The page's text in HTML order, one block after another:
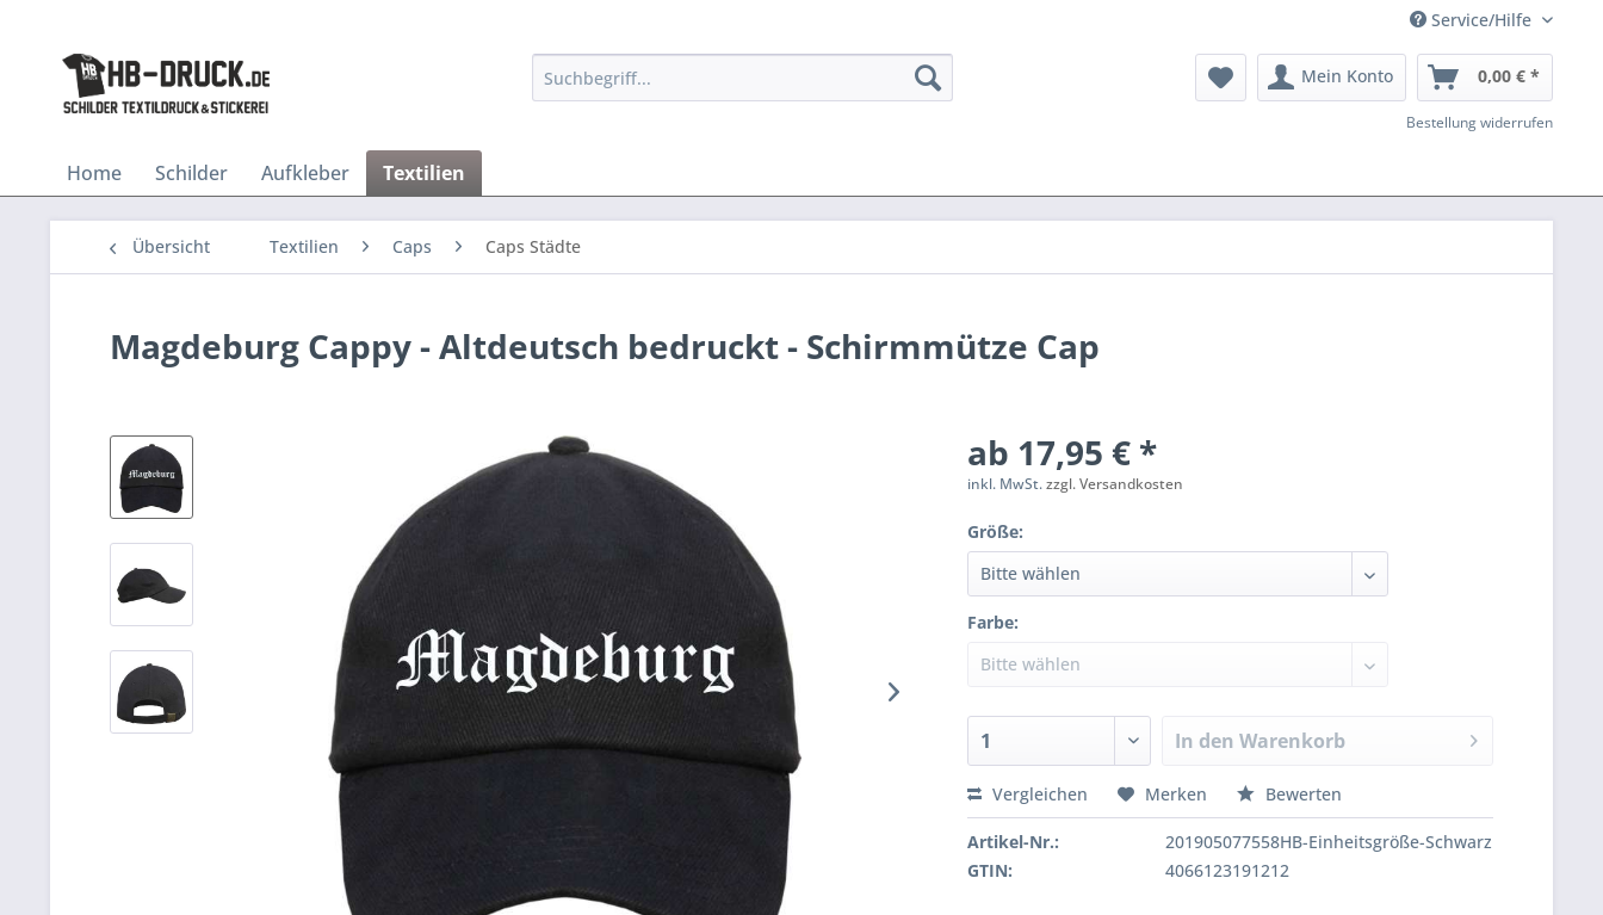
Service/Hilfe
Mein Konto 0,00 € *
Bestellung widerrufen
Home Schilder Aufkleber Textilien
Übersicht Textilien Caps Caps Städte
Magdeburg Cappy - Altdeutsch bedruckt - Schirmmütze Cap
ab 17,95 € *
inkl. MwSt.zzgl. Versandkosten
Größe:
Farbe:
In den Warenkorb
Vergleichen Merken Bewerten
Artikel-Nr.:
201905077558HB-Einheitsgröße-Schwarz
GTIN:
4066123191212